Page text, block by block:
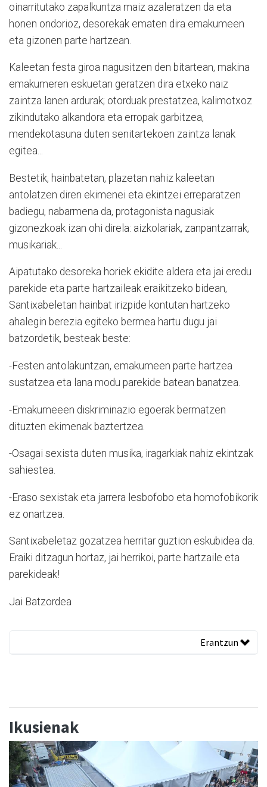
oinarritutako zapalkuntza maiz azaleratzen da eta
honen ondorioz, desorekak ematen dira emakumeen
eta gizonen parte hartzean.
Kaleetan festa giroa nagusitzen den bitartean, makina
emakumeren eskuetan geratzen dira etxeko naiz
zaintza lanen ardurak; otorduak prestatzea, kalimotxoz
zikindutako alkandora eta erropak garbitzea,
mendekotasuna duten senitartekoen zaintza lanak
egitea...
Bestetik, hainbatetan, plazetan nahiz kaleetan
antolatzen diren ekimenei eta ekintzei erreparatzen
badiegu, nabarmena da, protagonista nagusiak
gizonezkoak izan ohi direla: aizkolariak, zanpantzarrak,
musikariak...
Aipatutako desoreka horiek ekidite aldera eta jai eredu
parekide eta parte hartzaileak eraikitzeko bidean,
Santixabeletan hainbat irizpide kontutan hartzeko
ahalegin berezia egiteko bermea hartu dugu jai
batzordetik, besteak beste:
-Festen antolakuntzan, emakumeen parte hartzea
sustatzea eta lana modu parekide batean banatzea.
-Emakumeeen diskriminazio egoerak bermatzen
dituzten ekimenak baztertzea.
-Osagai sexista duten musika, iragarkiak nahiz ekintzak
sahiestea.
-Eraso sexistak eta jarrera lesbofobo eta homofobikorik
ez onartzea.
Santixabeletaz gozatzea herritar guztion eskubidea da.
Eraiki ditzagun hortaz, jai herrikoi, parte hartzaile eta
parekideak!
Jai Batzordea
Erantzun
Ikusienak